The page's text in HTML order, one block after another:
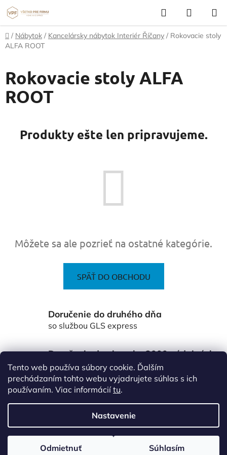
Tento web používa súbory cookie. Ďalším
prechádzaním tohto webu vyjadrujete súhlas s ich
používaním. Viac informáciítu.
Nastavenie
Odmietnuť Súhlasím
Prejsť
na
obsah
Hľadať
KOŠÍK
Domov
/ Nábytok / Kancelársky nábytok Interiér Říčany / Rokovacie stoly
ALFA ROOT
Rokovacie stoly ALFA
ROOT
Produkty ešte len pripravujeme.
Môžete sa ale pozrieť na ostatné kategórie.
SPÄŤ DO OBCHODU
Doručenie do druhého dňa
so službou GLS express
Doručenie do viac ako 3000 výdajných
miest Packeta
po celom Slovensku
Vytvoril Shoptet
Copyright 2026www.vsetkoprefirmu.sk. Všetky práva